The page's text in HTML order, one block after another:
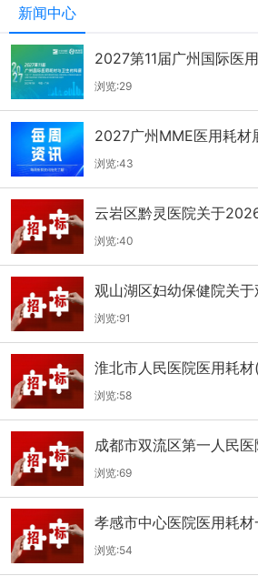
新闻中心
2027第11届广州国际医
会（2026.7.21-7.27周报）
浏览:29
2027广州MME医用耗
1-27日）
浏览:43
云岩区黔灵医院关于
用耗材采购项目（品目
标公告
浏览:40
观山湖区妇幼保健院关
医用耗材采购项目的公开
浏览:91
淮北市人民医院医用耗
（二次）招标公告
浏览:58
成都市双流区第一人民
医院2026年第二批医用
浏览:69
孝感市中心医院医用耗
告
浏览:54